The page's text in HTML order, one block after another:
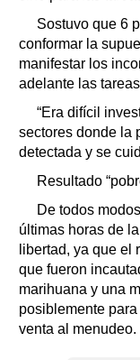
Sostuvo que 6
conformar la
manifestar los
adelante las
“Era difícil
sectores donde la
detectada y se
Resultado
De todos
últimas horas de
libertad, ya que el
que fueron
marihuana y una
posiblemente
venta al menudeo.